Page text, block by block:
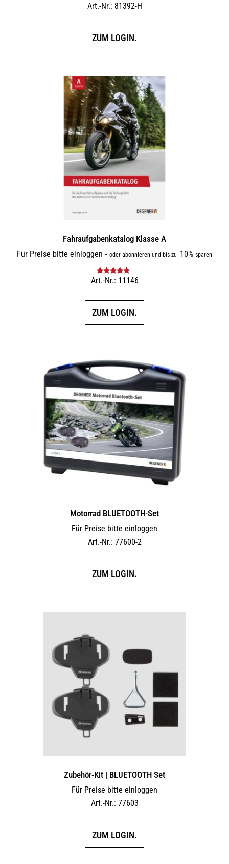
Art.-Nr.: 81392-H
ZUM LOGIN.
Fahraufgabenkatalog Klasse A
Für Preise bitte einloggen – oder abonnieren und bis zu 10% sparen
Bewertet mit
Art.-Nr.: 11146
ZUM LOGIN.
Motorrad BLUETOOTH-Set
Für Preise bitte einloggen
Art.-Nr.: 77600-2
ZUM LOGIN.
Zubehör-Kit | BLUETOOTH Set
Für Preise bitte einloggen
Art.-Nr.: 77603
ZUM LOGIN.